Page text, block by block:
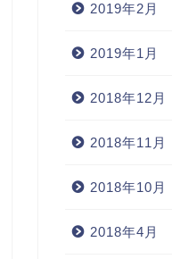
2019年2月
2019年1月
2018年12月
2018年11月
2018年10月
2018年4月